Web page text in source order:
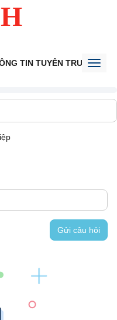
TIN TUYÊN TRUYỀN
Gửi câu hỏi